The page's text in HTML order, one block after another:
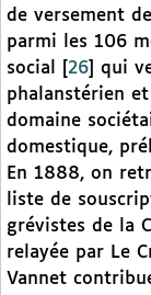
de versement
parmi les 106
social
26
qui
phalanstérien
domaine
domestique,
En 1888, on
liste de
grévistes de la
relayée par Le
Vannet